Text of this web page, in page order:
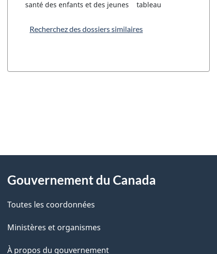
santé des enfants et des jeunes
tableau
Recherchez des dossiers similaires
D
t
a
l
s
propos
ce
site
Gouvernement du Canada
Toutes les coordonnées
Ministères et organismes
À propos du gouvernement